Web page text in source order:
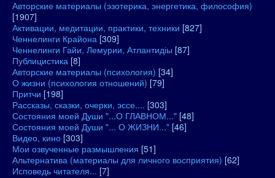
Авторские материалы (эзотерика, энергетика, философия)
[1907]
Активации, медитации, практики, техники [827]
Ченнелинги Крайона [309]
Ченнелинги Гайи, Лемурии, Атлантидіы [87]
Публицистика [8]
Авторские материалы (психология) [34]
О жизни (психология отношений) [79]
Притчи [198]
Рассказы, сказки, очерки, эссе.... [303]
Состояния моей Души "...О ГЛАВНОМ..." [48]
Состояния моей Души "... О ЖИЗНИ..." [46]
Видео, кино [303]
Мои озвученные размышления [51]
Альтернатива (материалы для личного восприятия) [62]
Исповедь читателя... [7]